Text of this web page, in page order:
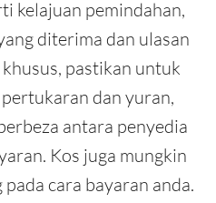
kelajuan pemindahan,
diterima dan ulasan
khusus, pastikan untuk
dan yuran,
antara penyedia
Kos juga mungkin
cara bayaran anda.